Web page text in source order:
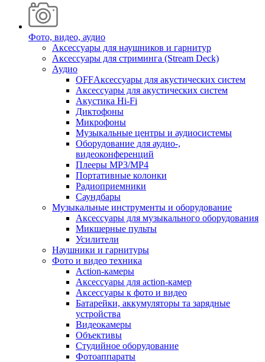
Фото, видео, аудио
Аксессуары для наушников и гарнитур
Аксессуары для стриминга (Stream Deck)
Аудио
OFFАксессуары для акустических систем
Аксессуары для акустических систем
Акустика Hi-Fi
Диктофоны
Микрофоны
Музыкальные центры и аудиосистемы
Оборудование для аудио-,
видеоконференций
Плееры MP3/MP4
Портативные колонки
Радиоприемники
Саундбары
Музыкальные инструменты и оборудование
Аксессуары для музыкального оборудования
Микшерные пульты
Усилители
Наушники и гарнитуры
Фото и видео техника
Action-камеры
Аксессуары для action-камер
Аксессуары к фото и видео
Батарейки, аккумуляторы та зарядные
устройства
Видеокамеры
Объективы
Студийное оборудование
Фотоаппараты